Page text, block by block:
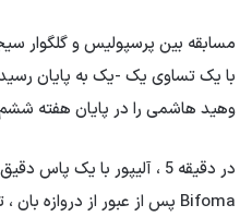
مسابقه بین پرسپولیس و گلگوار
با یک تساوی یک -یک به پایان
وهید هاشمی را در پایان هفته
در دقیقه 5 ، آلیپور با یک
Bifoma پس از عبور از دروازه بان ، توسط دروازه بان جایگزین شد.